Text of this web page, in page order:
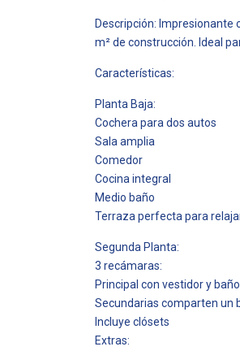
Descripción: Impresionante
m² de construcción. Ideal
Características:
Planta Baja:
Cochera para dos autos
Sala amplia
Comedor
Cocina integral
Medio baño
Terraza perfecta para
Segunda Planta:
3 recámaras:
Principal con vestidor y
Secundarias comparten un
Incluye clósets
Extras: